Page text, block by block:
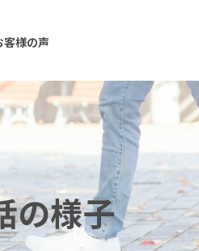
客様の声
の様子